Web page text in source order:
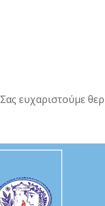
Σας ευχαριστούμε